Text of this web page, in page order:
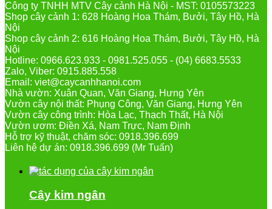
Công ty TNHH MTV Cây cảnh Hà Nội - MST: 0105573223
Shop cây cảnh 1: 628 Hoàng Hoa Thám, Bưởi, Tây Hồ, Hà
Nội
Shop cây cảnh 2: 616 Hoàng Hoa Thám, Bưởi, Tây Hồ, Hà
Nội
Hotline: 0966.623.933 - 0981.525.055 - (04) 6683.5533
Zalo, Viber: 0915.885.558
Email: viet@caycanhhanoi.com
Nhà vườn: Xuân Quan, Văn Giang, Hưng Yên
Vườn cây nội thất: Phụng Công, Văn Giang, Hưng Yên
Vườn cây công trình: Hòa Lạc, Thạch Thất, Hà Nội
Vườn ươm: Điền Xá, Nam Trực, Nam Định
Hỗ trợ kỹ thuật, chăm sóc: 0918.396.699
Liên hệ dự án: 0918.396.699 (Mr Tuấn)
Cây kim ngân